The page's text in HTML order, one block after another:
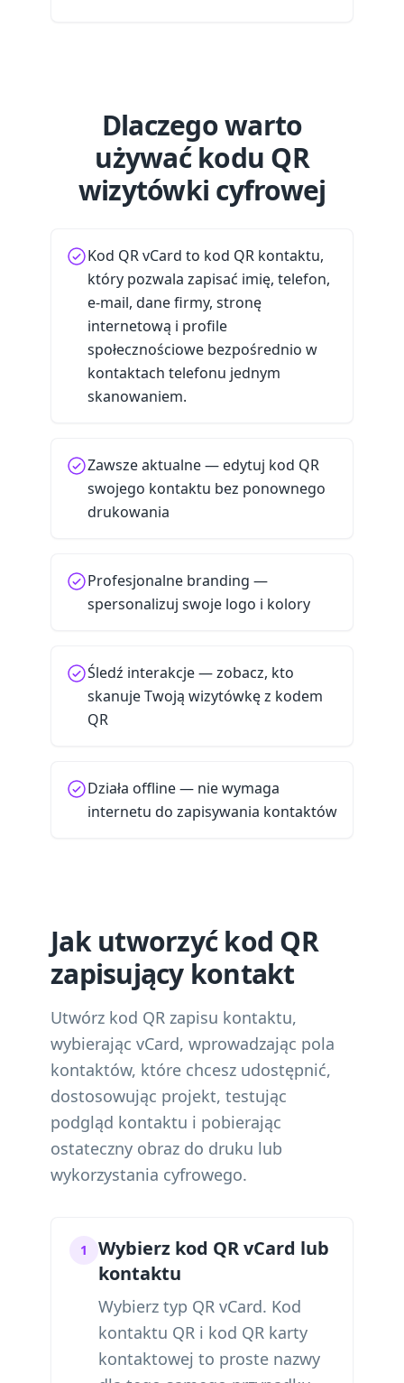
Dlaczego warto
używać kodu QR
wizytówki cyfrowej
Kod QR vCard to kod QR kontaktu,
który pozwala zapisać imię, telefon,
e-mail, dane firmy, stronę
internetową i profile
społecznościowe bezpośrednio w
kontaktach telefonu jednym
skanowaniem.
Zawsze aktualne — edytuj kod QR
swojego kontaktu bez ponownego
drukowania
Profesjonalne branding —
spersonalizuj swoje logo i kolory
Śledź interakcje — zobacz, kto
skanuje Twoją wizytówkę z kodem
QR
Działa offline — nie wymaga
internetu do zapisywania kontaktów
Jak utworzyć kod QR
zapisujący kontakt
Utwórz kod QR zapisu kontaktu,
wybierając vCard, wprowadzając pola
kontaktów, które chcesz udostępnić,
dostosowując projekt, testując
podgląd kontaktu i pobierając
ostateczny obraz do druku lub
wykorzystania cyfrowego.
1
Wybierz kod QR vCard lub
kontaktu
Wybierz typ QR vCard. Kod
kontaktu QR i kod QR karty
kontaktowej to proste nazwy